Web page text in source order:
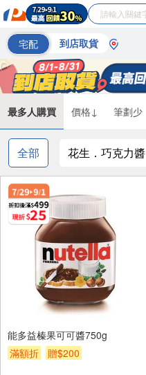
宅配 到店取貨
最多人購買 價格↓ 筆劃少
全部 花生．巧克力醬
能多益榛果可可醬750g
滿額折
贈$200